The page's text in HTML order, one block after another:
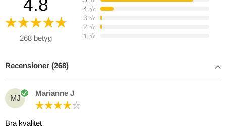
4.8
268 betyg
4 ☆
3 ☆
2 ☆
1 ☆
Recensioner (268)
MJ
Marianne J
Bra kvalitet